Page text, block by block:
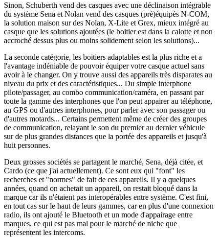
Sinon, Schuberth vend des casques avec une déclinaison intégrable
du système Sena et Nolan vend des casques (pré)équipés N-COM,
la solution maison sur des Nolan, X-Lite et Grex, mieux intégré au
casque que les solutions ajoutées (le boitier est dans la calotte et non
accroché dessus plus ou moins solidement selon les solutions)...
La seconde catégorie, les boitiers adaptables est la plus riche et a
l'avantage indéniable de pouvoir équiper votre casque actuel sans
avoir à le changer. On y trouve aussi des appareils très disparates au
niveau du prix et des caractéristiques... Du simple interphone
pilote/passager, au combo communication/caméra, en passant par
toute la gamme des interphones que l'on peut appairer au téléphone,
au GPS ou d'autres interphones, pour parler avec son passager ou
d'autres motards... Certains permettent même de créer des groupes
de communication, relayant le son du premier au dernier véhicule
sur de plus grandes distances que la portée des appareils et jusqu'à
huit personnes.
Deux grosses sociétés se partagent le marché, Sena, déjà citée, et
Cardo (ce que j'ai actuellement). Ce sont eux qui "font" les
recherches et "normes" de fait de ces appareils. Il y a quelques
années, quand on achetait un appareil, on restait bloqué dans la
marque car ils n'étaient pas interopérables entre système. C'est fini,
en tout cas sur le haut de leurs gammes, car en plus d'une connexion
radio, ils ont ajouté le Bluetooth et un mode d'appairage entre
marques, ce qui est pas mal pour le marché de niche que
représentent les intercoms.